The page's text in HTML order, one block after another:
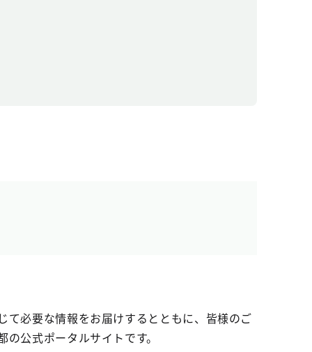
て必要な情報をお届けするとともに、皆様のご
公式ポータルサイトです。